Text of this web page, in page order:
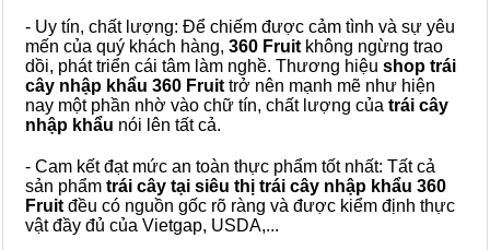
- Uy tín, chất lượng: Để chiếm được cảm tình và sự yêu
mến của quý khách hàng, 360 Fruit không ngừng trao
dồi, phát triển cái tâm làm nghề. Thương hiệu shop trái
cây nhập khẩu 360 Fruit trở nên mạnh mẽ như hiện
nay một phần nhờ vào chữ tín, chất lượng của trái cây
nhập khẩu nói lên tất cả.
- Cam kết đạt mức an toàn thực phẩm tốt nhất: Tất cả
sản phẩm trái cây tại siêu thị trái cây nhập khẩu 360
Fruit đều có nguồn gốc rõ ràng và được kiểm định thực
vật đầy đủ của Vietgap, USDA,...